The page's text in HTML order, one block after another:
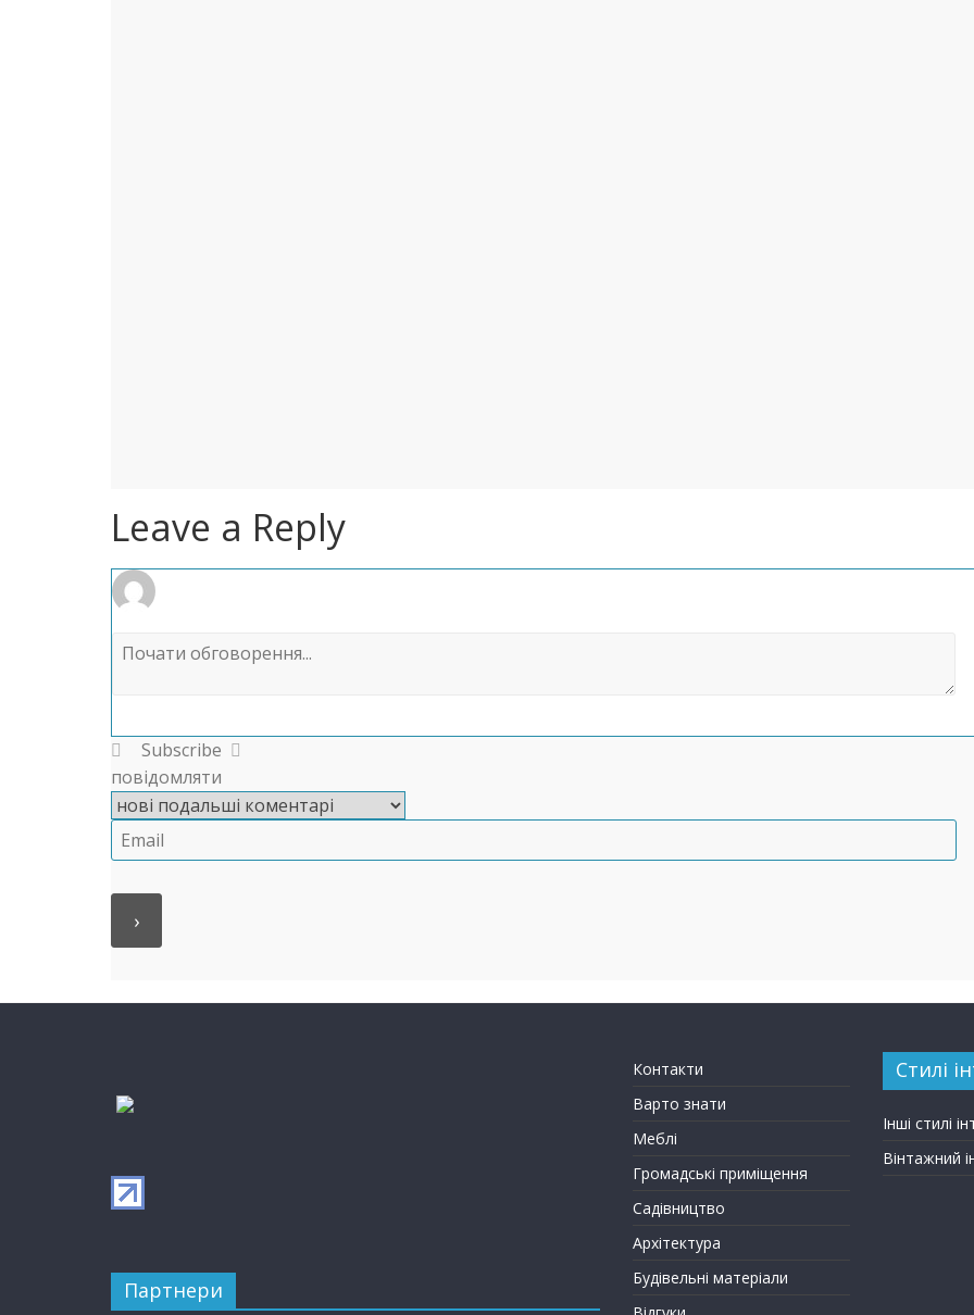
Leave a Reply
Subscribe
повідомляти
Партнери
Контакти
Варто знати
Меблі
Громадські приміщення
Садівництво
Архітектура
Будівельні матеріали
Стилі
Інші стилі
Вінтажний